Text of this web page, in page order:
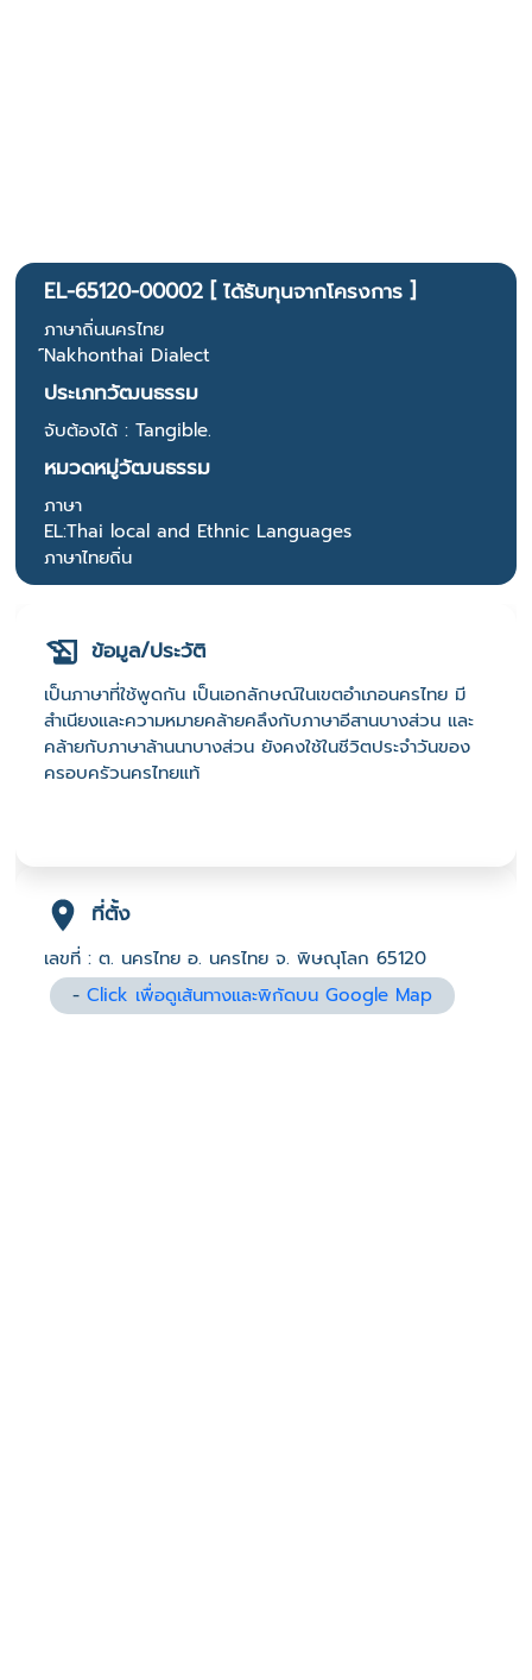
EL-65120-00002 [ ได้รับทุนจากโครงการ ]
ภาษาถิ่นนครไทย
์Nakhonthai Dialect
ประเภทวัฒนธรรม
จับต้องได้ : Tangible.
หมวดหมู่วัฒนธรรม
ภาษา
EL:Thai local and Ethnic Languages
ภาษาไทยถิ่น
ข้อมูล/ประวัติ
เป็นภาษาที่ใช้พูดกัน เป็นเอกลักษณ์ในเขตอำเภอนครไทย มี
สำเนียงและความหมายคล้ายคลึงกับภาษาอีสานบางส่วน และ
คล้ายกับภาษาล้านนาบางส่วน ยังคงใช้ในชีวิตประจำวันของ
ครอบครัวนครไทยแท้
ที่ตั้ง
เลขที่ : ต. นครไทย อ. นครไทย จ. พิษณุโลก 65120
-Click เพื่อดูเส้นทางและพิกัดบน Google Map